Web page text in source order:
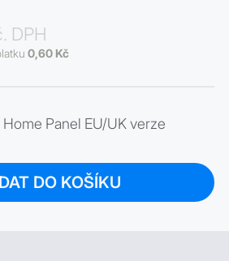
DPH
0,60 Kč
Panel EU/UK verze
DO KOŠÍKU